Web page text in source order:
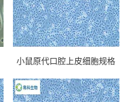
小鼠原代口腔上皮细胞规格